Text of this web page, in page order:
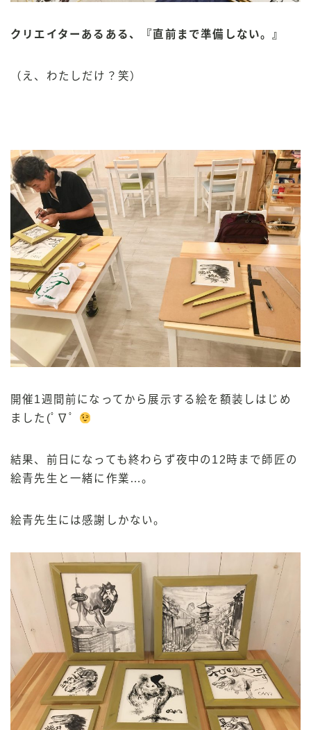
クリエイターあるある、『直前まで準備しない。』
（え、わたしだけ？笑）
開催1週間前になってから展示する絵を額装しはじめ
ました(ﾟ∇ﾟ
結果、前日になっても終わらず夜中の12時まで師匠の
絵青先生と一緒に作業…。
絵青先生には感謝しかない。